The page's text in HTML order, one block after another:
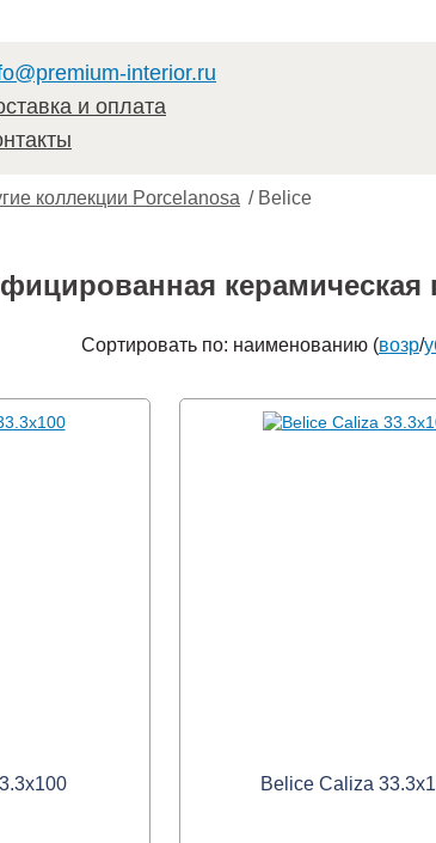
interior.ru
и оплата
коллекции Porcelanosa / Belice
керамическая
Сортировать по: наименованию (возр/
Belice Caliza